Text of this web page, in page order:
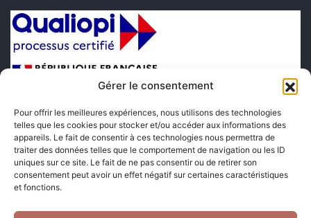
Gérer le consentement
Pour offrir les meilleures expériences, nous utilisons des technologies
telles que les cookies pour stocker et/ou accéder aux informations des
appareils. Le fait de consentir à ces technologies nous permettra de
traiter des données telles que le comportement de navigation ou les ID
uniques sur ce site. Le fait de ne pas consentir ou de retirer son
consentement peut avoir un effet négatif sur certaines caractéristiques
et fonctions.
Suivez-nous sur les réseaux sociaux